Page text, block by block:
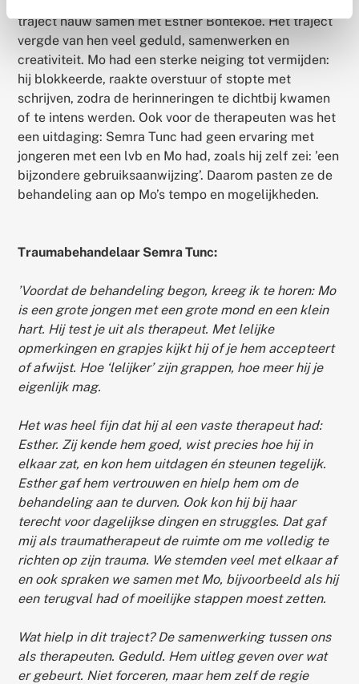
traject nauw samen met Esther Bontekoe. Het traject
vergde van hen veel geduld, samenwerken en
creativiteit. Mo had een sterke neiging tot vermijden:
hij blokkeerde, raakte overstuur of stopte met
schrijven, zodra de herinneringen te dichtbij kwamen
of te intens werden. Ook voor de therapeuten was het
een uitdaging: Semra Tunc had geen ervaring met
jongeren met een lvb en Mo had, zoals hij zelf zei: ’een
bijzondere gebruiksaanwijzing’. Daarom pasten ze de
behandeling aan op Mo’s tempo en mogelijkheden.
Traumabehandelaar Semra Tunc:
’Voordat de behandeling begon, kreeg ik te horen: Mo
is een grote jongen met een grote mond en een klein
hart. Hij test je uit als therapeut. Met lelijke
opmerkingen en grapjes kijkt hij of je hem accepteert
of afwijst. Hoe ‘lelijker’ zijn grappen, hoe meer hij je
eigenlijk mag.
Het was heel fijn dat hij al een vaste therapeut had:
Esther. Zij kende hem goed, wist precies hoe hij in
elkaar zat, en kon hem uitdagen én steunen tegelijk.
Esther gaf hem vertrouwen en hielp hem om de
behandeling aan te durven. Ook kon hij bij haar
terecht voor dagelijkse dingen en struggles. Dat gaf
mij als traumatherapeut de ruimte om me volledig te
richten op zijn trauma. We stemden veel met elkaar af
en ook spraken we samen met Mo, bijvoorbeeld als hij
een terugval had of moeilijke stappen moest zetten.
Wat hielp in dit traject? De samenwerking tussen ons
als therapeuten. Geduld. Hem uitleg geven over wat
er gebeurt. Niet forceren, maar hem zelf de regie